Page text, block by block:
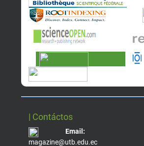
| Contáctos
Email:
magazine@utb.edu.ec